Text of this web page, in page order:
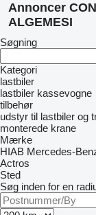
Annoncer
ALGEMESI
Søgning
Kategori
lastbiler
lastbiler kassevogne
tilbehør
udstyr til lastbiler og
monterede krane
Mærke
HIAB Mercedes-
Actros
Sted
Søg inden for en